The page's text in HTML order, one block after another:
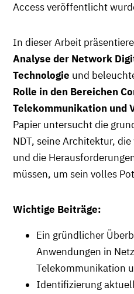
Access veröffentlicht
In dieser Arbeit
Analyse der Network
Technologie und
Rolle in den Bereichen
Telekommunikation und
Papier untersucht die
NDT, seine Architektur,
und die
müssen, um sein volles
Wichtige Beiträge:
Ein gründlicher
Anwendungen in
Telekommunikation
Identifizierung